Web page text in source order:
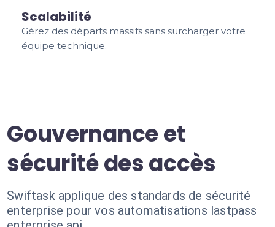
Scalabilité
Gérez des départs massifs sans surcharger votre
équipe technique.
Gouvernance et
sécurité des accès
Swiftask applique des standards de sécurité
enterprise pour vos automatisations lastpass